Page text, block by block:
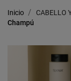
Inicio CABELLO
Champú